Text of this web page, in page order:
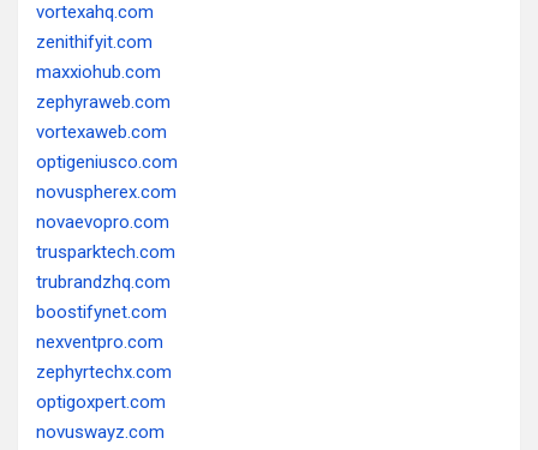
vortexahq.com
zenithifyit.com
maxxiohub.com
zephyraweb.com
vortexaweb.com
optigeniusco.com
novuspherex.com
novaevopro.com
trusparktech.com
trubrandzhq.com
boostifynet.com
nexventpro.com
zephyrtechx.com
optigoxpert.com
novuswayz.com